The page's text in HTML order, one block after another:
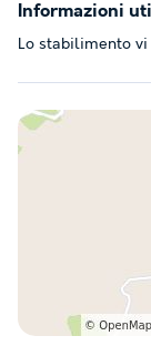
Informazioni
Lo stabilimento